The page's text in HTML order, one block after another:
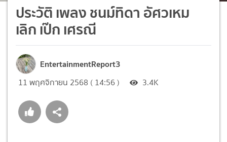
ประวัติ เพลง ชนม์ทิดา อัศวเหม
เลิก เป๊ก เศรณี
EntertainmentReport3
11 พฤศจิกายน 2568 ( 14:56 ) 3.4K